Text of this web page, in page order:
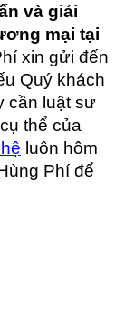
và giải
mại tại
xin gửi đến
Quý khách
cần luật sư
thể của
luôn hôm
Phí để